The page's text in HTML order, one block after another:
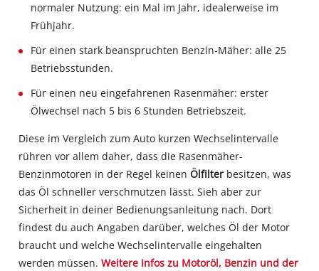
normaler Nutzung: ein Mal im Jahr, idealerweise im
Frühjahr.
Für einen stark beanspruchten Benzin‐Mäher: alle 25
Betriebsstunden.
Für einen neu eingefahrenen Rasenmäher: erster
Ölwechsel nach 5 bis 6 Stunden Betriebszeit.
Diese im Vergleich zum Auto kurzen Wechselintervalle
rühren vor allem daher, dass die Rasenmäher-
Benzinmotoren in der Regel keinenÖlfilter besitzen, was
das Öl schneller verschmutzen lässt. Sieh aber zur
Sicherheit in deiner Bedienungsanleitung nach. Dort
findest du auch Angaben darüber, welches Öl der Motor
braucht und welche Wechselintervalle eingehalten
werden müssen.Weitere Infos zu Motoröl, Benzin und der